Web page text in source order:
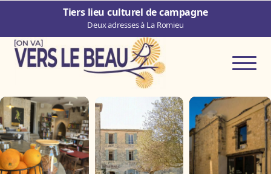
Aller au contenu principalTiers lieu culturel de campagne
Deux adresses à La Romieu
Tiers lieu culturel de